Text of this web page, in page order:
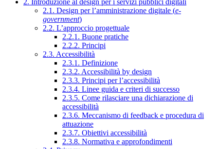
2. Introduzione al design per i servizi pubblici digitali
2.1. Design per l’amministrazione digitale (e-
government)
2.2. L’approccio progettuale
2.2.1. Buone pratiche
2.2.2. Principi
2.3. Accessibilità
2.3.1. Definizione
2.3.2. Accessibilità by design
2.3.3. Principi per l’accessibilità
2.3.4. Linee guida e criteri di successo
2.3.5. Come rilasciare una dichiarazione di
accessibilità
2.3.6. Meccanismo di feedback e procedura di
attuazione
2.3.7. Obiettivi accessibilità
2.3.8. Normativa e approfondimenti